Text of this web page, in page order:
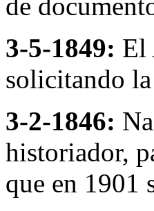
3-5-1849: El
solicitando
3-2-1846:
historiador,
que en 1901